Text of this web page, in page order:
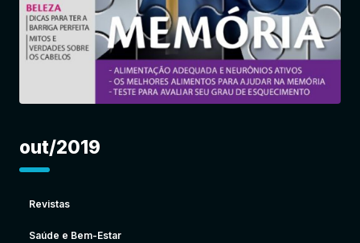
out/2019
Revistas
Saúde e Bem-Estar